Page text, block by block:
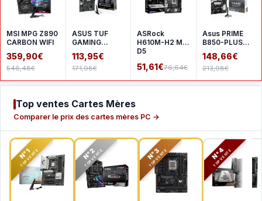
MSI MPG Z890
CARBON WIFI
359,90€
546,48€
ASUS TUF
GAMING
A620AM-
PLUS WIFI
113,95€
171,98€
ASRock
H610M-H2 M.2
D5
51,61€76,64€
Asus PRIME
B850-PLUS
WIFI
148,66€
213,98€
Top ventes Cartes Mères
Comparer le prix des cartes mères PC →
N°1
TOP VENTE N°2
TOP VENTE N°3
TOP VENTE N°4
TOP VENTE